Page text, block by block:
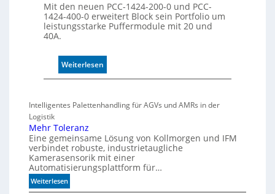
l
e
Mit den neuen PCC-1424-200-0 und PCC-
1424-400-0 erweitert Block sein Portfolio um
leistungsstarke Puffermodule mit 20 und
40A.
Weiterlesen
P
f
r
m
o
d
Intelligentes Palettenhandling für AGVs und AMRs in der
Logistik
Mehr Toleranz
Eine gemeinsame Lösung von Kollmorgen und IFM
verbindet robuste, industrietaugliche
Kamerasensorik mit einer
Automatisierungsplattform für…
Weiterlesen:
M